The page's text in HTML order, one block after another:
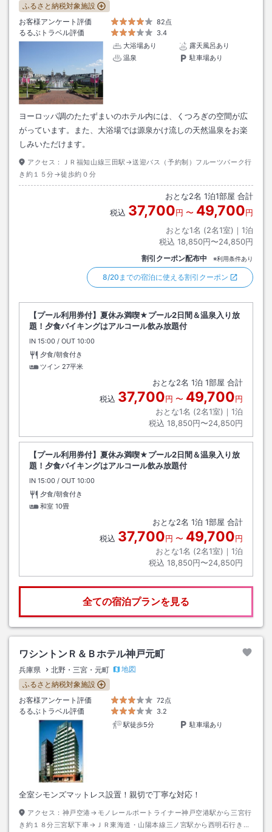
ふるさと納税対象施設
お客様アンケート評価
82点
るるぶトラベル評価
3.4
大浴場あり
露天風呂あり
温泉
駐車場あり
ヨーロッパ調のたたずまいのホテル内には、くつろぎの空間が広
がっています。また、大浴場では源泉かけ流しの天然温泉をお楽
しみいただけます。
アクセス：
ＪＲ福知山線三田駅→送迎バス（予約制）フルーツパーク行
き約１５分→徒歩約０分
おとな2名 1泊1部屋 合計
税込 37,700円 〜 49,700円
おとな1名 (2名1室)｜ 1泊
税込 18,850円〜24,850円
割引クーポン配布中 ※利用条件あり
8/20までの宿泊に使える割引クーポン
【プール利用券付】夏休み満喫★プール2日間＆温泉入り放
題！夕食バイキングはアルコール飲み放題付
IN チェックイン
15:00 / OUT チェックアウト
10:00
夕食/朝食付き
ツイン 27平米
おとな2名 1泊 1部屋 合計
税込 37,700円 〜 49,700円
おとな1名 (2名1室)｜ 1泊
税込 18,850円〜24,850円
【プール利用券付】夏休み満喫★プール2日間＆温泉入り放
題！夕食バイキングはアルコール飲み放題付
IN チェックイン
15:00 / OUT チェックアウト
10:00
夕食/朝食付き
和室 10畳
おとな2名 1泊 1部屋 合計
税込 37,700円 〜 49,700円
おとな1名 (2名1室)｜ 1泊
税込 18,850円〜24,850円
全ての宿泊プランを見る
ワシントンＲ＆Ｂホテル神戸元町
兵庫県 北野・三宮・元町
地図
ふるさと納税対象施設
お客様アンケート評価
72点
るるぶトラベル評価
3.2
駅徒歩5分
駐車場あり
全室シモンズマットレス設置！親切で丁寧な対応！
アクセス： 神戸空港→モノレールポートライナー神戸空港駅から三宮行
き約１８分三宮駅下車→ＪＲ東海道・山陽本線三ノ宮駅から西明石行き約